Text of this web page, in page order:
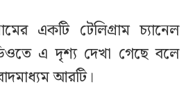
একটি টেলিগ্রাম চ্যানেল
এ দৃশ্য দেখা গেছে বলে
আরটি।